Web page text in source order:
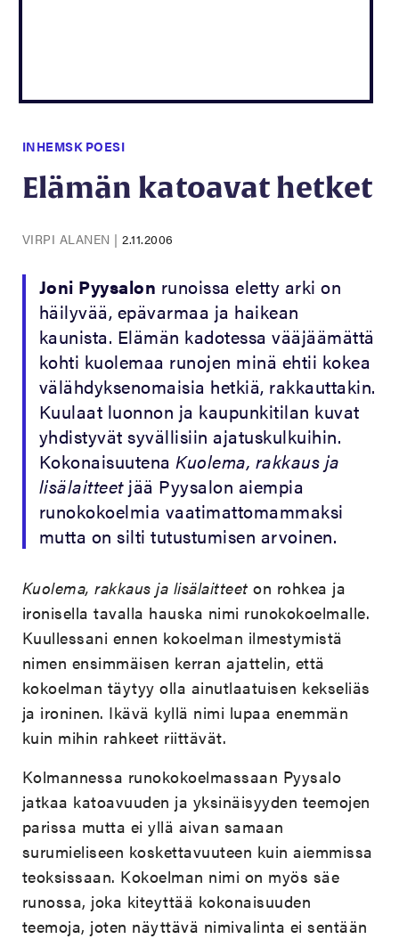
INHEMSK POESI
Elämän katoavat hetket
VIRPI ALANEN |2.11.2006
Joni Pyysalon runoissa eletty arki on
häilyvää, epävarmaa ja haikean
kaunista. Elämän kadotessa vääjäämättä
kohti kuolemaa runojen minä ehtii kokea
välähdyksenomaisia hetkiä, rakkauttakin.
Kuulaat luonnon ja kaupunkitilan kuvat
yhdistyvät syvällisiin ajatuskulkuihin.
KokonaisuutenaKuolema, rakkaus ja
lisälaitteetjää Pyysalon aiempia
runokokoelmia vaatimattomammaksi
mutta on silti tutustumisen arvoinen.
Kuolema, rakkaus ja lisälaitteet on rohkea ja
ironisella tavalla hauska nimi runokokoelmalle.
Kuullessani ennen kokoelman ilmestymistä
nimen ensimmäisen kerran ajattelin, että
kokoelman täytyy olla ainutlaatuisen kekseliäs
ja ironinen. Ikävä kyllä nimi lupaa enemmän
kuin mihin rahkeet riittävät.
Kolmannessa runokokoelmassaan Pyysalo
jatkaa katoavuuden ja yksinäisyyden teemojen
parissa mutta ei yllä aivan samaan
surumieliseen koskettavuuteen kuin aiemmissa
teoksissaan. Kokoelman nimi on myös säe
runossa, joka kiteyttää kokonaisuuden
teemoja, joten näyttävä nimivalinta ei sentään